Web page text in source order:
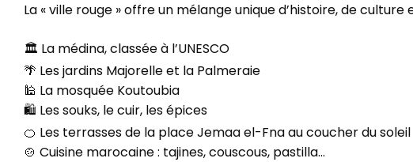
La « ville rouge » offre un mélange unique d’histoire, de
🏛️ La médina, classée à l’UNESCO
🌴 Les jardins Majorelle et la Palmeraie
🕌 La mosquée Koutoubia
🛍️ Les souks, le cuir, les épices
🍊 Les terrasses de la place Jemaa el-Fna au coucher du soleil
🍲 Cuisine marocaine : tajines, couscous, pastilla…